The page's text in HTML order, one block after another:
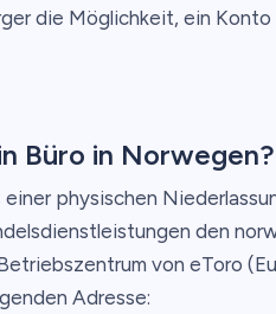
die Möglichkeit, ein
Büro in Norwegen?
einer physischen
den
von eToro
Adresse: